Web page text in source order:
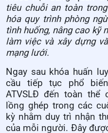
tiêu chuỗi an toàn
hóa quy trình phòng
tình huống, nâng cao kỹ
làm việc và xây dựng
mạng lưới.
Ngay sau khóa huấn
cầu tiếp tục phổ
ATVSLĐ đến toàn thể
lồng ghép trong các
kỳ nhằm duy trì nhận
của mỗi người. Đây